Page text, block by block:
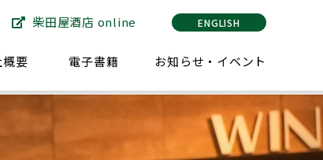
概要 電子書籍 お知らせ・イベント
柴田屋酒店 online ENGLISH